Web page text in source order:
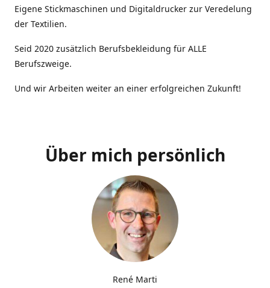
Eigene Stickmaschinen und Digitaldrucker zur Veredelung
der Textilien.
Seid 2020 zusätzlich Berufsbekleidung für ALLE
Berufszweige.
Und wir Arbeiten weiter an einer erfolgreichen Zukunft!
Über mich persönlich
René Marti